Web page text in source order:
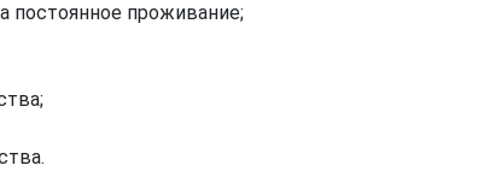
постоянное проживание;